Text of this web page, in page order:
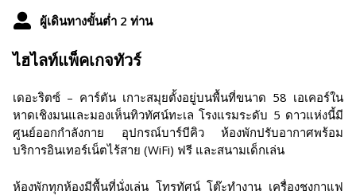
ผู้เดินทางขั้นต่ำ 2 ท่าน
ไฮไลท์แพ็คเกจทัวร์
เดอะริตซ์ – คาร์ตัน เกาะสมุยตั้งอยู่บนพื้นที่ขนาด 58 เอเคอร์ใน
หาดเชิงมนและมองเห็นทิวทัศน์ทะเล โรงแรมระดับ 5 ดาวแห่งนี้มี
ศูนย์ออกกำลังกาย อุปกรณ์บาร์บีคิว ห้องพักปรับอากาศพร้อม
บริการอินเทอร์เน็ตไร้สาย (WiFi) ฟรี และสนามเด็กเล่น
ห้องพักทุกห้องมีพื้นที่นั่งเล่น โทรทัศน์ โต๊ะทำงาน เครื่องชงกาแฟ